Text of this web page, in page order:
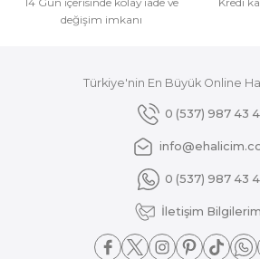
Gönder
değişim imkanı
Türkiye'nin En Büyük Online
0 (537) 987 43
0 (537) 987 43
İletişim